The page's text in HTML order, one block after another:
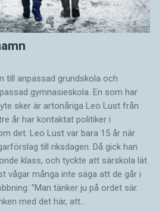
till anpassad grundskola och
gymnasieskola. En som har
sker är artonåriga Leo Lust från
år har kontaktat politiker i
det. Leo Lust var bara 15 år när
till riksdagen. Då gick han
klass, och tyckte att särskola lät
vågar många inte säga att de går i
”Man tänker ju på ordet sär.
med det här, att…